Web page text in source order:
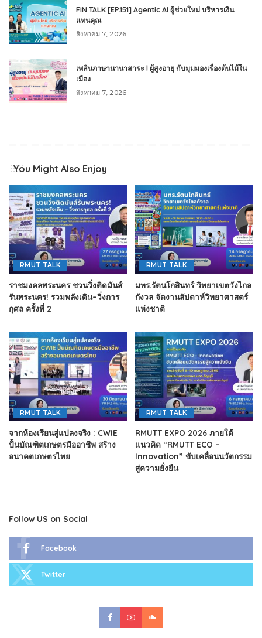
FIN TALK [EP.151] Agentic AI ผู้ช่วยใหม่ บริหารเงิน
แทนคุณ
สิงหาคม 7, 2026
เพลินภาษานานาสาระ l ผู้สูงอายุ กับมุมมองเรื่องต้นไม้ใน
เมือง
สิงหาคม 7, 2026
You Might Also Enjoy
RMUT TALK
ราชมงคลพระนคร ชวนวิ่งติดมันส์
รันพระนคร! รวมพลังเดิน–วิ่งการ
กุศล ครั้งที่ 2
RMUT TALK
มทร.รัตนโกสินทร์ วิทยาเขตวังไกล
กังวล จัดงานสัปดาห์วิทยาศาสตร์
แห่งชาติ
RMUT TALK
จากห้องเรียนสู่แปลงจริง : CWIE
ปั้นบัณฑิตเกษตรมืออาชีพ สร้าง
อนาคตเกษตรไทย
RMUT TALK
RMUTT EXPO 2026 ภายใต้
แนวคิด “RMUTT ECO –
Innovation” ขับเคลื่อนนวัตกรรม
สู่ความยั่งยืน
Follow US on Social
Facebook
Twitter